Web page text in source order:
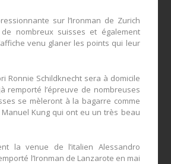
sur l’Ironman de Zurich
nombreux suisses et également
venu glaner les points qui leur
Ronnie Schildknecht sera à domicile
remporté l’épreuve de nombreuses
se mèleront à la bagarre comme
Manuel Kung qui ont eu un très beau
la venue de l’italien Alessandro
l’Ironman de Lanzarote en mai